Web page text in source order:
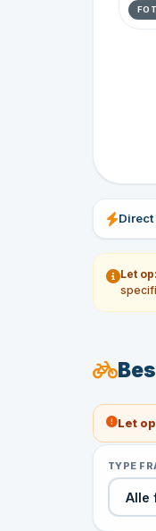
Let op:
Let
TYPE